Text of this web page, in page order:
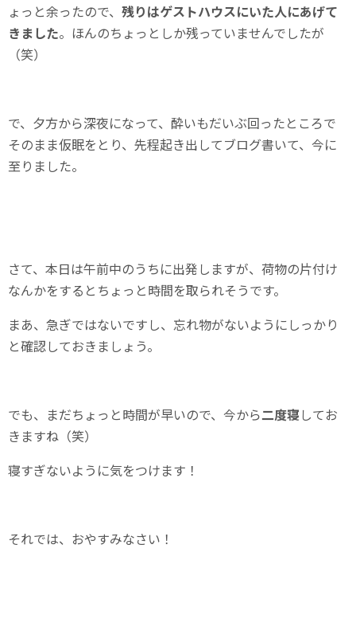
ょっと余ったので、 残りはゲストハウスにいた人にあげて
きました。ほんのちょっとしか残っていませんでしたが
（笑）
で、夕方から深夜になって、酔いもだいぶ回ったところで
そのまま仮眠をとり、先程起き出してブログ書いて、今に
至りました。
さて、本日は午前中のうちに出発しますが、荷物の片付け
なんかをするとちょっと時間を取られそうです。
まあ、急ぎではないですし、忘れ物がないようにしっかり
と確認しておきましょう。
でも、まだちょっと時間が早いので、今から二度寝 してお
きますね（笑）
寝すぎないように気をつけます！
それでは、おやすみなさい！